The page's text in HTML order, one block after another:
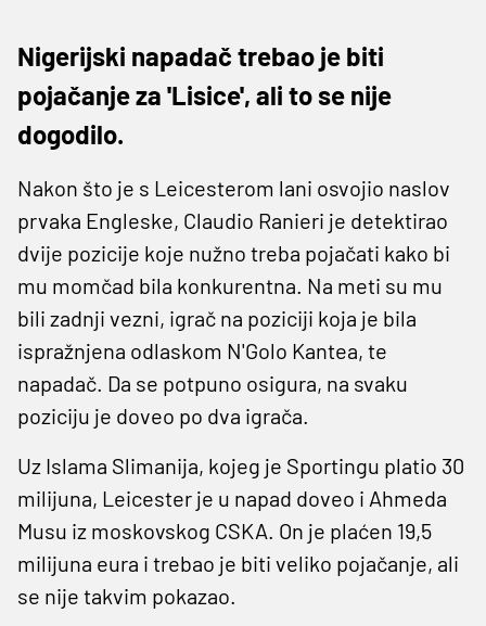
Nigerijski napadač trebao je biti
pojačanje za 'Lisice', ali to se nije
dogodilo.
Nakon što je s Leicesterom lani osvojio naslov
prvaka Engleske, Claudio Ranieri je detektirao
dvije pozicije koje nužno treba pojačati kako bi
mu momčad bila konkurentna. Na meti su mu
bili zadnji vezni, igrač na poziciji koja je bila
ispražnjena odlaskom N'Golo Kantea, te
napadač. Da se potpuno osigura, na svaku
poziciju je doveo po dva igrača.
Uz Islama Slimanija, kojeg je Sportingu platio 30
milijuna, Leicester je u napad doveo i Ahmeda
Musu iz moskovskog CSKA. On je plaćen 19,5
milijuna eura i trebao je biti veliko pojačanje, ali
se nije takvim pokazao.